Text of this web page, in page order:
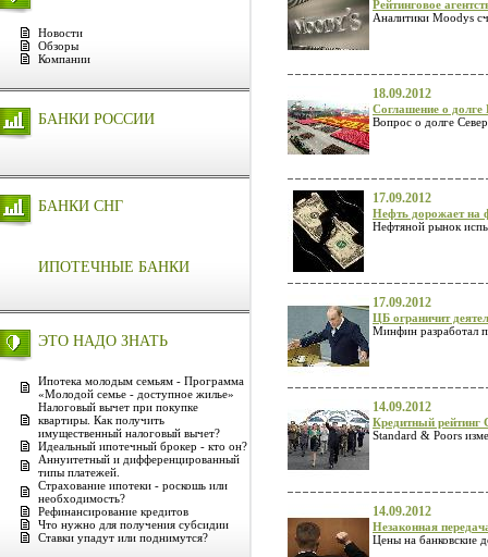
Новости
Обзоры
Компании
БАНКИ РОССИИ
БАНКИ СНГ
ИПОТЕЧНЫЕ БАНКИ
ЭТО НАДО ЗНАТЬ
Ипотека молодым семьям - Программа
«Молодой семье - доступное жилье»
Налоговый вычет при покупке
квартиры. Как получить
имущественный налоговый вычет?
Идеальный ипотечный брокер - кто он?
Аннуитетный и дифференцированный
типы платежей.
Страхование ипотеки - роскошь или
необходимость?
Рефинансирование кредитов
Что нужно для получения субсидии
Ставки упадут или поднимутся?
Рейтинговое
Аналитики Moodys
18.09.2012
Соглашение о
Вопрос о долге
17.09.2012
Нефть дорожает на
Нефтяной рынок
17.09.2012
ЦБ ограничит
Минфин разработал
14.09.2012
Кредитный рейтинг
Standard & Poors
14.09.2012
Незаконная
Цены на банковские